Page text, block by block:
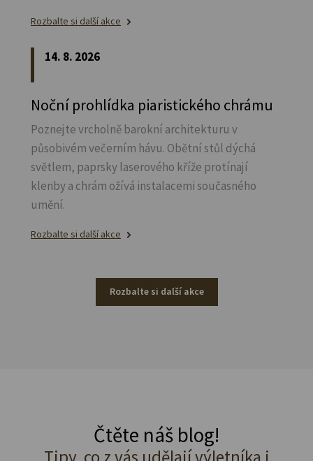
Rozbalte si další akce
14. 8. 2026
Noční prohlídka piaristického chrámu
Poznejte vrcholně barokní architekturu v
působivém večerním hávu. Obětní stůl dýchá
světlem, paprsky laserového kříže protínají
klenby a chrám ožívá instalacemi současného
umění.
Rozbalte si další akce
Rozbalte si další akce
Čtěte náš blog!